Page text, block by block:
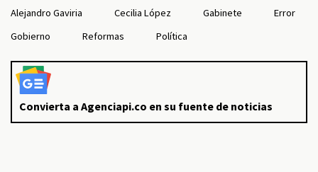
Alejandro Gaviria
Cecilia López Gabinete
Error
Gobierno
Reformas Política
Convierta a Agenciapi.co en su fuente de noticias